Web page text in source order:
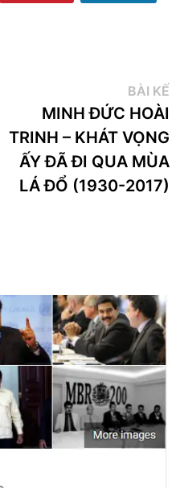
BÀI KẾ
MINH ĐỨC HOÀI
TRINH – KHÁT VỌNG
ẤY ĐÃ ĐI QUA MÙA
LÁ ĐỔ (1930-2017)